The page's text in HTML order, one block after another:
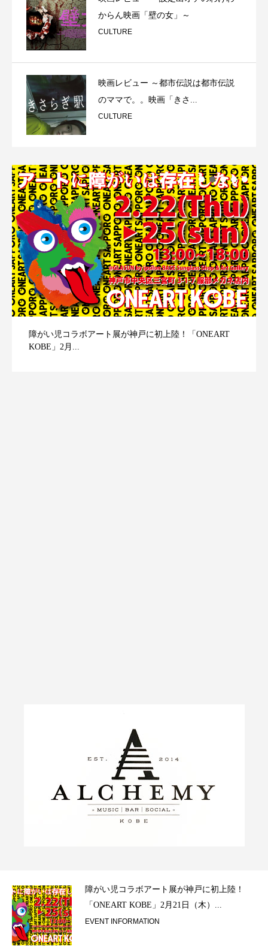
からん映画「壁の女」～
CULTURE
映画レビュー ～都市伝説は都市伝説
のママで。。映画「きさ...
CULTURE
障がい児コラボアート展が神戸に初上陸！「ONEART
KOBE」2月...
障がい児コラボアート展が神戸に初上陸！
「ONEART KOBE」2月21日（木）...
EVENT INFORMATION